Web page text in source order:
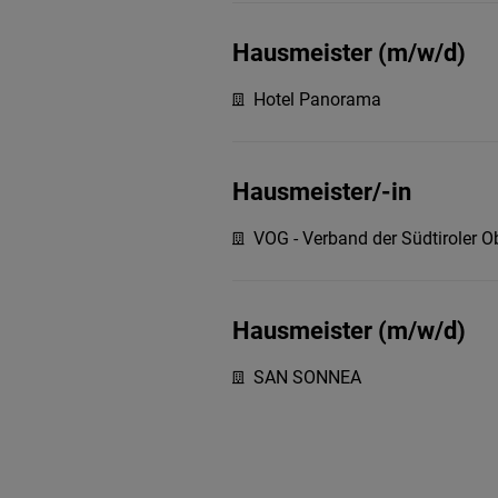
Hausmeister (m/w/d)
Hotel Panorama
Hausmeister/-in
VOG - Verband der Südtiroler
Hausmeister (m/w/d)
SAN SONNEA